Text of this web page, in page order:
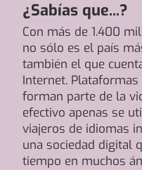
¿Sabías que...?
Con más de 1.400
no sólo es el país
también el que
Internet.
forman parte de la
efectivo apenas se
viajeros de idiomas
una sociedad digital
tiempo en muchos